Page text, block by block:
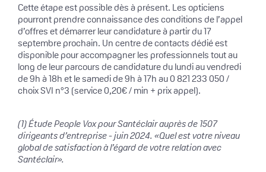
Cette étape est possible dès à présent. Les opticiens
pourront prendre connaissance des conditions de l’appel
d’offres et démarrer leur candidature à partir du 17
septembre prochain. Un centre de contacts dédié est
disponible pour accompagner les professionnels tout au
long de leur parcours de candidature du lundi au vendredi
de 9h à 18h et le samedi de 9h à 17h au 0 821 233 050 /
choix SVI n°3 (service 0,20€ / min + prix appel).
(1) Étude People Vox pour Santéclair auprès de 1507
dirigeants d’entreprise - juin 2024. «Quel est votre niveau
global de satisfaction à l’égard de votre relation avec
Santéclair».